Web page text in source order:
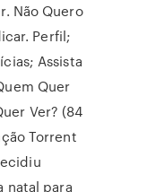
Não Quero
Perfil;
Assista
Quer
Ver? (84
Torrent
natal para